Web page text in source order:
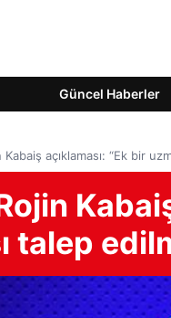
Güncel Haberler
Kabaiş açıklaması: “Ek bir
talep